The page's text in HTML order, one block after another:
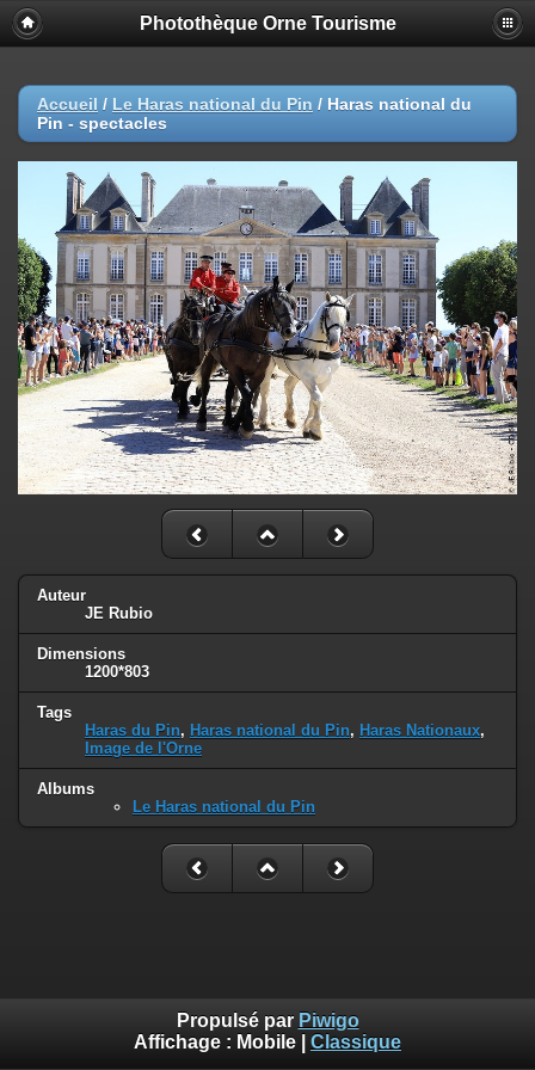
Photothèque Orne Tourisme
Accueil / Le Haras national du Pin / Haras national du
Pin - spectacles
Auteur
JE Rubio
Dimensions
1200*803
Tags
Haras du Pin, Haras national du Pin, Haras Nationaux,
Image de l'Orne
Albums
Le Haras national du Pin
Propulsé par Piwigo
Affichage : Mobile Classique